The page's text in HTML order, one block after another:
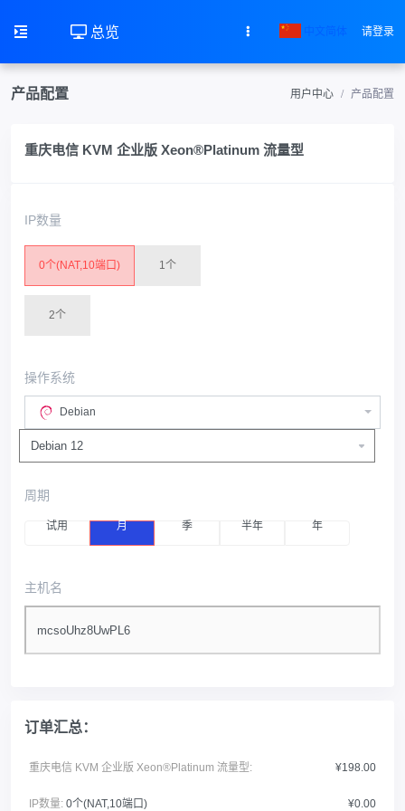
总览 中文简体 请登录
产品配置 用户中心 产品配置
重庆电信 KVM 企业版 Xeon®Platinum 流量型
IP数量
0个(NAT,10端口) 1个
2个
操作系统
Debian
周期
试用 月 季 半年 年
主机名
订单汇总：
重庆电信 KVM 企业版 Xeon®Platinum 流量型: ¥198.00
IP数量: 0个(NAT,10端口) ¥0.00